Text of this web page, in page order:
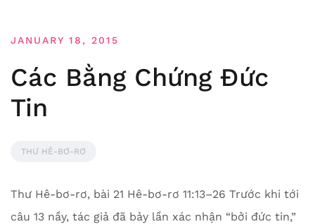
JANUARY 18, 2015
Các Bằng Chứng Đức
Tin
THƯ HÊ-BƠ-RƠ
Thư Hê-bơ-rơ, bài 21 Hê-bơ-rơ 11:13–26 Trước khi tới
câu 13 nầy, tác giả đã bảy lần xác nhận “bởi đức tin,”